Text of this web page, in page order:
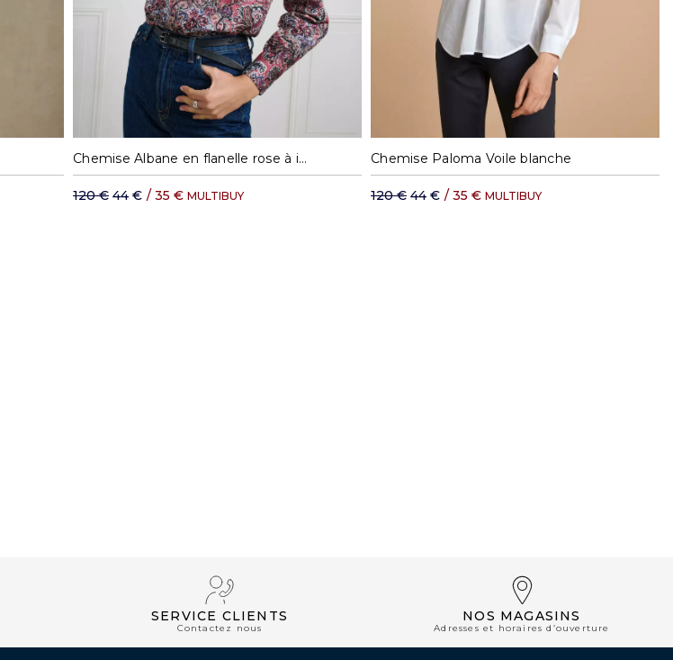
S M L XL Chemise Albane en flanelle rose à imprimé floral
120 € 44 € / 35 € MULTIBUY
S M XL
Chemise Paloma Voile blanche
120 € 44 € / 35 € MULTIBUY
SERVICE CLIENTS
Contactez nous
NOS MAGASINS
Adresses et horaires d’ouverture